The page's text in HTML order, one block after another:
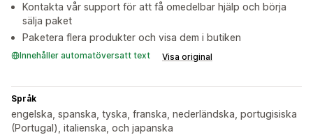
Kontakta vår support för att få omedelbar hjälp och börja
sälja paket
Paketera flera produkter och visa dem i butiken
Innehåller automatöversatt text Visa original
Språk
engelska, spanska, tyska, franska, nederländska, portugisiska
(Portugal), italienska, och japanska